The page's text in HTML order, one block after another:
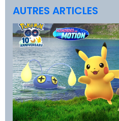
AUTRES ARTICLES